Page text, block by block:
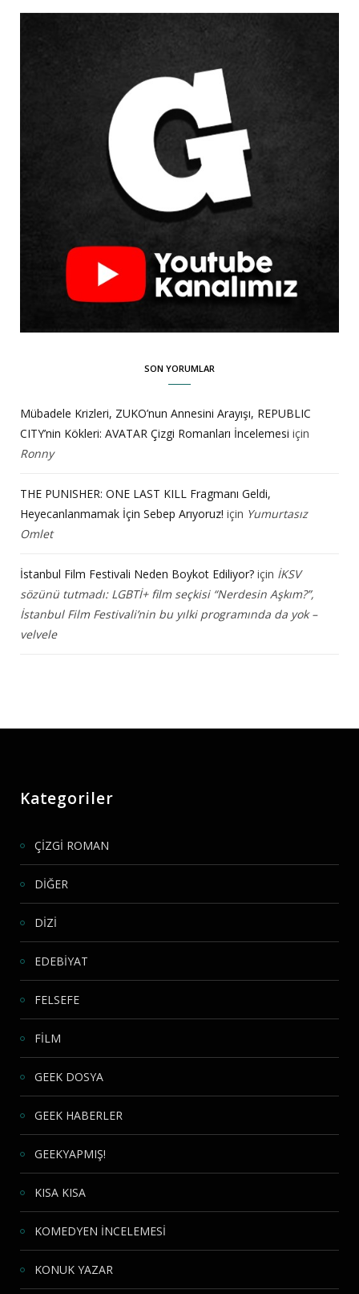
SON YORUMLAR
Mübadele Krizleri, ZUKO’nun Annesini Arayışı, REPUBLIC
CITY’nin Kökleri: AVATAR Çizgi Romanları İncelemesi için
Ronny
THE PUNISHER: ONE LAST KILL Fragmanı Geldi,
Heyecanlanmamak İçin Sebep Arıyoruz! için Yumurtasız
Omlet
İstanbul Film Festivali Neden Boykot Ediliyor? için İKSV
sözünü tutmadı: LGBTİ+ film seçkisi “Nerdesin Aşkım?”,
İstanbul Film Festivali’nin bu yılki programında da yok –
velvele
Kategoriler
ÇİZGİ ROMAN
DİĞER
DİZİ
EDEBİYAT
FELSEFE
FİLM
GEEK DOSYA
GEEK HABERLER
GEEKYAPMIŞ!
KISA KISA
KOMEDYEN İNCELEMESİ
KONUK YAZAR